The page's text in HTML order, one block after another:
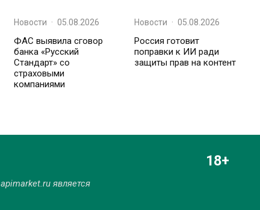
Новости · 05.08.2026
ФАС выявила сговор
банка «Русский
Стандарт» со
страховыми
компаниями
Новости · 05.08.2026
Россия готовит
поправки к ИИ ради
защиты прав на контент
apimarket.ruявляется
18+